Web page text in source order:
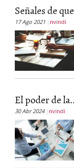
Señales de
17 Ago 2021 nvindi
El poder de
30 Abr 2024 nvindi